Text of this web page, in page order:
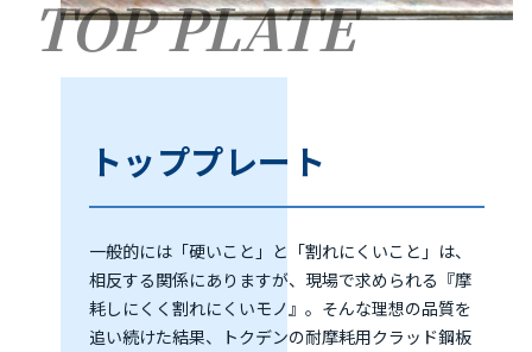
TOP PLATE
トッププレート
一般的には「硬いこと」と「割れにくいこと」は、
相反する関係にありますが、現場で求められる『摩
耗しにくく割れにくいモノ』。そんな理想の品質を
追い続けた結果、トクデンの耐摩耗用クラッド鋼板